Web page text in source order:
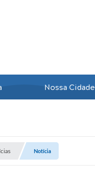
Nossa Cidade
Notícia